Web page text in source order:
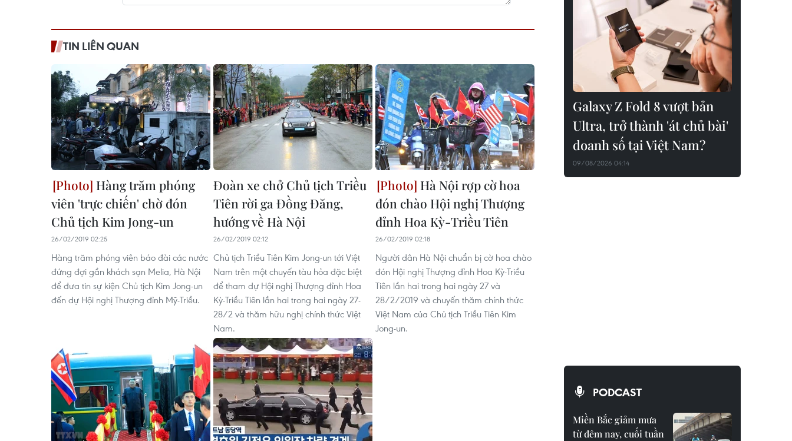
TIN LIÊN QUAN
Hàng trăm phóng
viên 'trực chiến' chờ đón
Chủ tịch Kim Jong-un
26/02/2019 02:25
Hàng trăm phóng viên báo đài các nước
đứng đợi gần khách sạn Melia, Hà Nội
để đưa tin sự kiện Chủ tịch Kim Jong-un
đến dự Hội nghị Thượng đỉnh Mỹ-Triều.
Đoàn xe chở Chủ tịch Triều
Tiên rời ga Đồng Đăng,
hướng về Hà Nội
26/02/2019 02:12
Chủ tịch Triều Tiên Kim Jong-un tới Việt
Nam trên một chuyến tàu hỏa đặc biệt
để tham dự Hội nghị Thượng đỉnh Hoa
Kỳ-Triều Tiên lần hai trong hai ngày 27-
28/2 và thăm hữu nghị chính thức Việt
Nam.
Hà Nội rợp cờ hoa
đón chào Hội nghị Thượng
đỉnh Hoa Kỳ-Triều Tiên
26/02/2019 02:18
Người dân Hà Nội chuẩn bị cờ hoa chào
đón Hội nghị Thượng đỉnh Hoa Kỳ-Triều
Tiên lần hai trong hai ngày 27 và
28/2/2019 và chuyến thăm chính thức
Việt Nam của Chủ tịch Triều Tiên Kim
Jong-un.
Galaxy Z Fold 8 vượt bản
Ultra, trở thành 'át chủ bài'
doanh số tại Việt Nam?
09/08/2026 04:14
PODCAST
Miền Bắc giảm mưa
từ đêm nay, cuối tuần